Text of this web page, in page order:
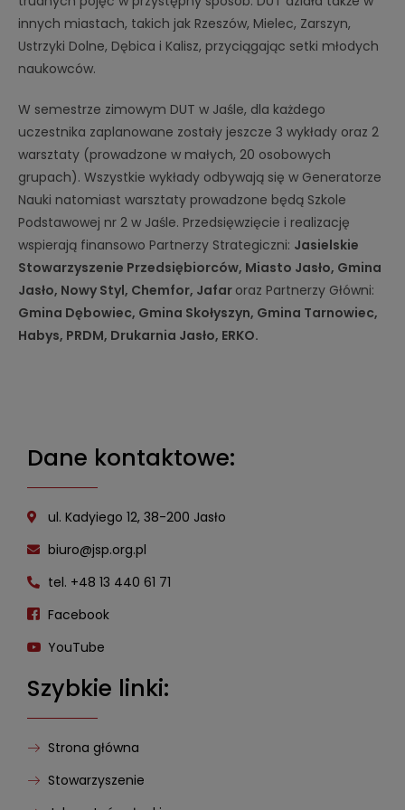
innych miastach, takich jak Rzeszów, Mielec, Zarszyn,
Ustrzyki Dolne, Dębica i Kalisz, przyciągając setki młodych
naukowców.
W semestrze zimowym DUT w Jaśle, dla każdego
uczestnika zaplanowane zostały jeszcze 3 wykłady oraz 2
warsztaty (prowadzone w małych, 20 osobowych
grupach). Wszystkie wykłady odbywają się w Generatorze
Nauki natomiast warsztaty prowadzone będą Szkole
Podstawowej nr 2 w Jaśle. Przedsięwzięcie i realizację
wspierają finansowo Partnerzy Strategiczni: Jasielskie
Stowarzyszenie Przedsiębiorców, Miasto Jasło, Gmina
Jasło, Nowy Styl, Chemfor, Jafar oraz Partnerzy Główni:
Gmina Dębowiec, Gmina Skołyszyn, Gmina Tarnowiec,
Habys, PRDM, Drukarnia Jasło, ERKO.
Dane kontaktowe:
ul. Kadyiego 12, 38-200 Jasło
biuro@jsp.org.pl
tel. +48 13 440 61 71
Facebook
YouTube
Szybkie linki:
Strona główna
Stowarzyszenie